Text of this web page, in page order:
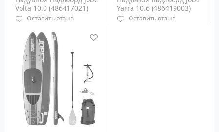
Volta 10.0 (486417021)
Оставить отзыв
Тип: Надувная,
Универсальная
Размеры: 305х81,3х12 см
Вес райдера: до 100 кг
Вес доски: 8 кг
Yarra 10.6 (486419003)
Оставить отзыв